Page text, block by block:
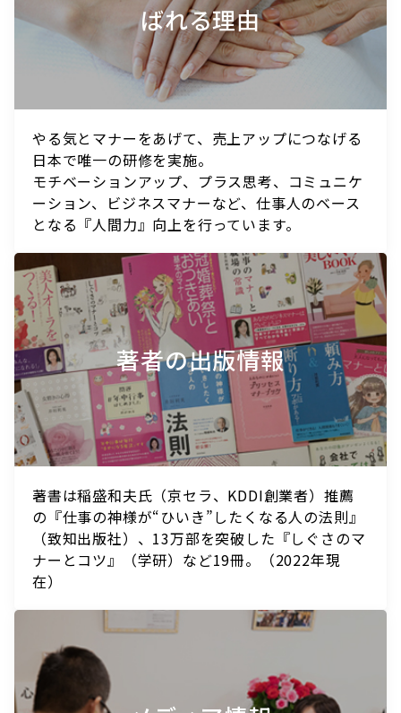
やる気とマナーをあげて、売上アップにつなげる
日本で唯一の研修を実施。
モチベーションアップ、プラス思考、コミュニケ
ーション、ビジネスマナーなど、仕事人のベース
となる『人間力』向上を行っています。
著書は稲盛和夫氏（京セラ、KDDI創業者）推薦
の『仕事の神様が“ひいき”したくなる人の法則』
（致知出版社）、13万部を突破した『しぐさのマ
ナーとコツ』（学研）など19冊。（2022年現
在）